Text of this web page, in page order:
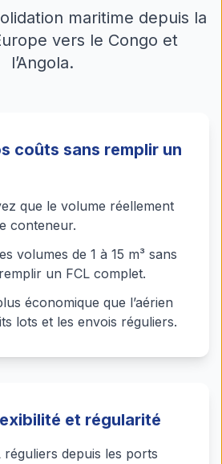
maritime depuis la
vers le Congo et
l’Angola.
coûts sans remplir un
que le volume réellement
conteneur.
volumes de 1 à 15 m³ sans
un FCL complet.
économique que l’aérien
lots et les envois réguliers.
et régularité
réguliers depuis les ports